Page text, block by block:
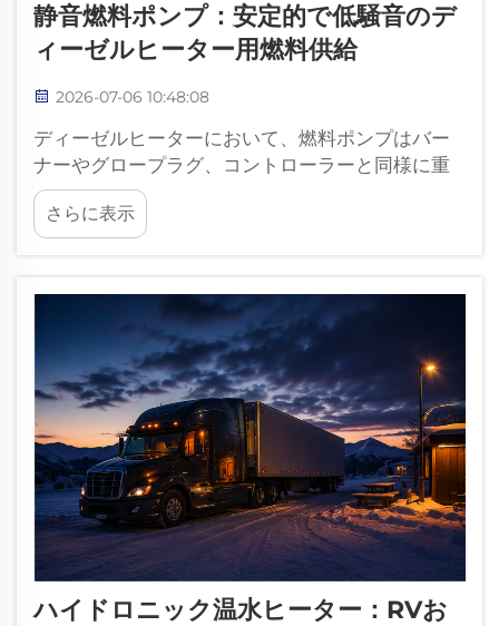
静音燃料ポンプ：安定的で低騒音のデ
ィーゼルヒーター用燃料供給
2026-07-06 10:48:08
ディーゼルヒーターにおいて、燃料ポンプはバー
ナーやグロープラグ、コントローラーと同様に重
要です。燃料タンクからヒーターへ正確な少量の
燃料を供給することで、燃焼プロセスの安定を維
持します。多くのユーザーにとって、主な懸念事
さらに表示
ハイドロニック温水ヒーター：RVお